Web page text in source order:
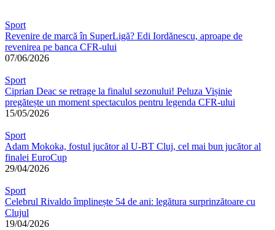
Sport
Revenire de marcă în SuperLigă? Edi Iordănescu, aproape de
revenirea pe banca CFR-ului
07/06/2026
Sport
Ciprian Deac se retrage la finalul sezonului! Peluza Vișinie
pregătește un moment spectaculos pentru legenda CFR-ului
15/05/2026
Sport
Adam Mokoka, fostul jucător al U-BT Cluj, cel mai bun jucător al
finalei EuroCup
29/04/2026
Sport
Celebrul Rivaldo împlinește 54 de ani: legătura surprinzătoare cu
Clujul
19/04/2026